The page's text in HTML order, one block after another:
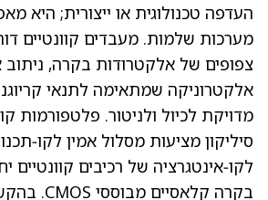
העדפה טכנולוגית או ייצורית; היא
מערכות שלמות. מעבדים קוונטיים
צפופים של אלקטרודות בקרה, ניתוב
אלקטרוניקה שמתאימה לתנאי
מדויקת לכיול ולניטור. פלטפורמות
סיליקון מציעות מסלול אמין
לקו‑אינטגרציה של רכיבים קוונטיים